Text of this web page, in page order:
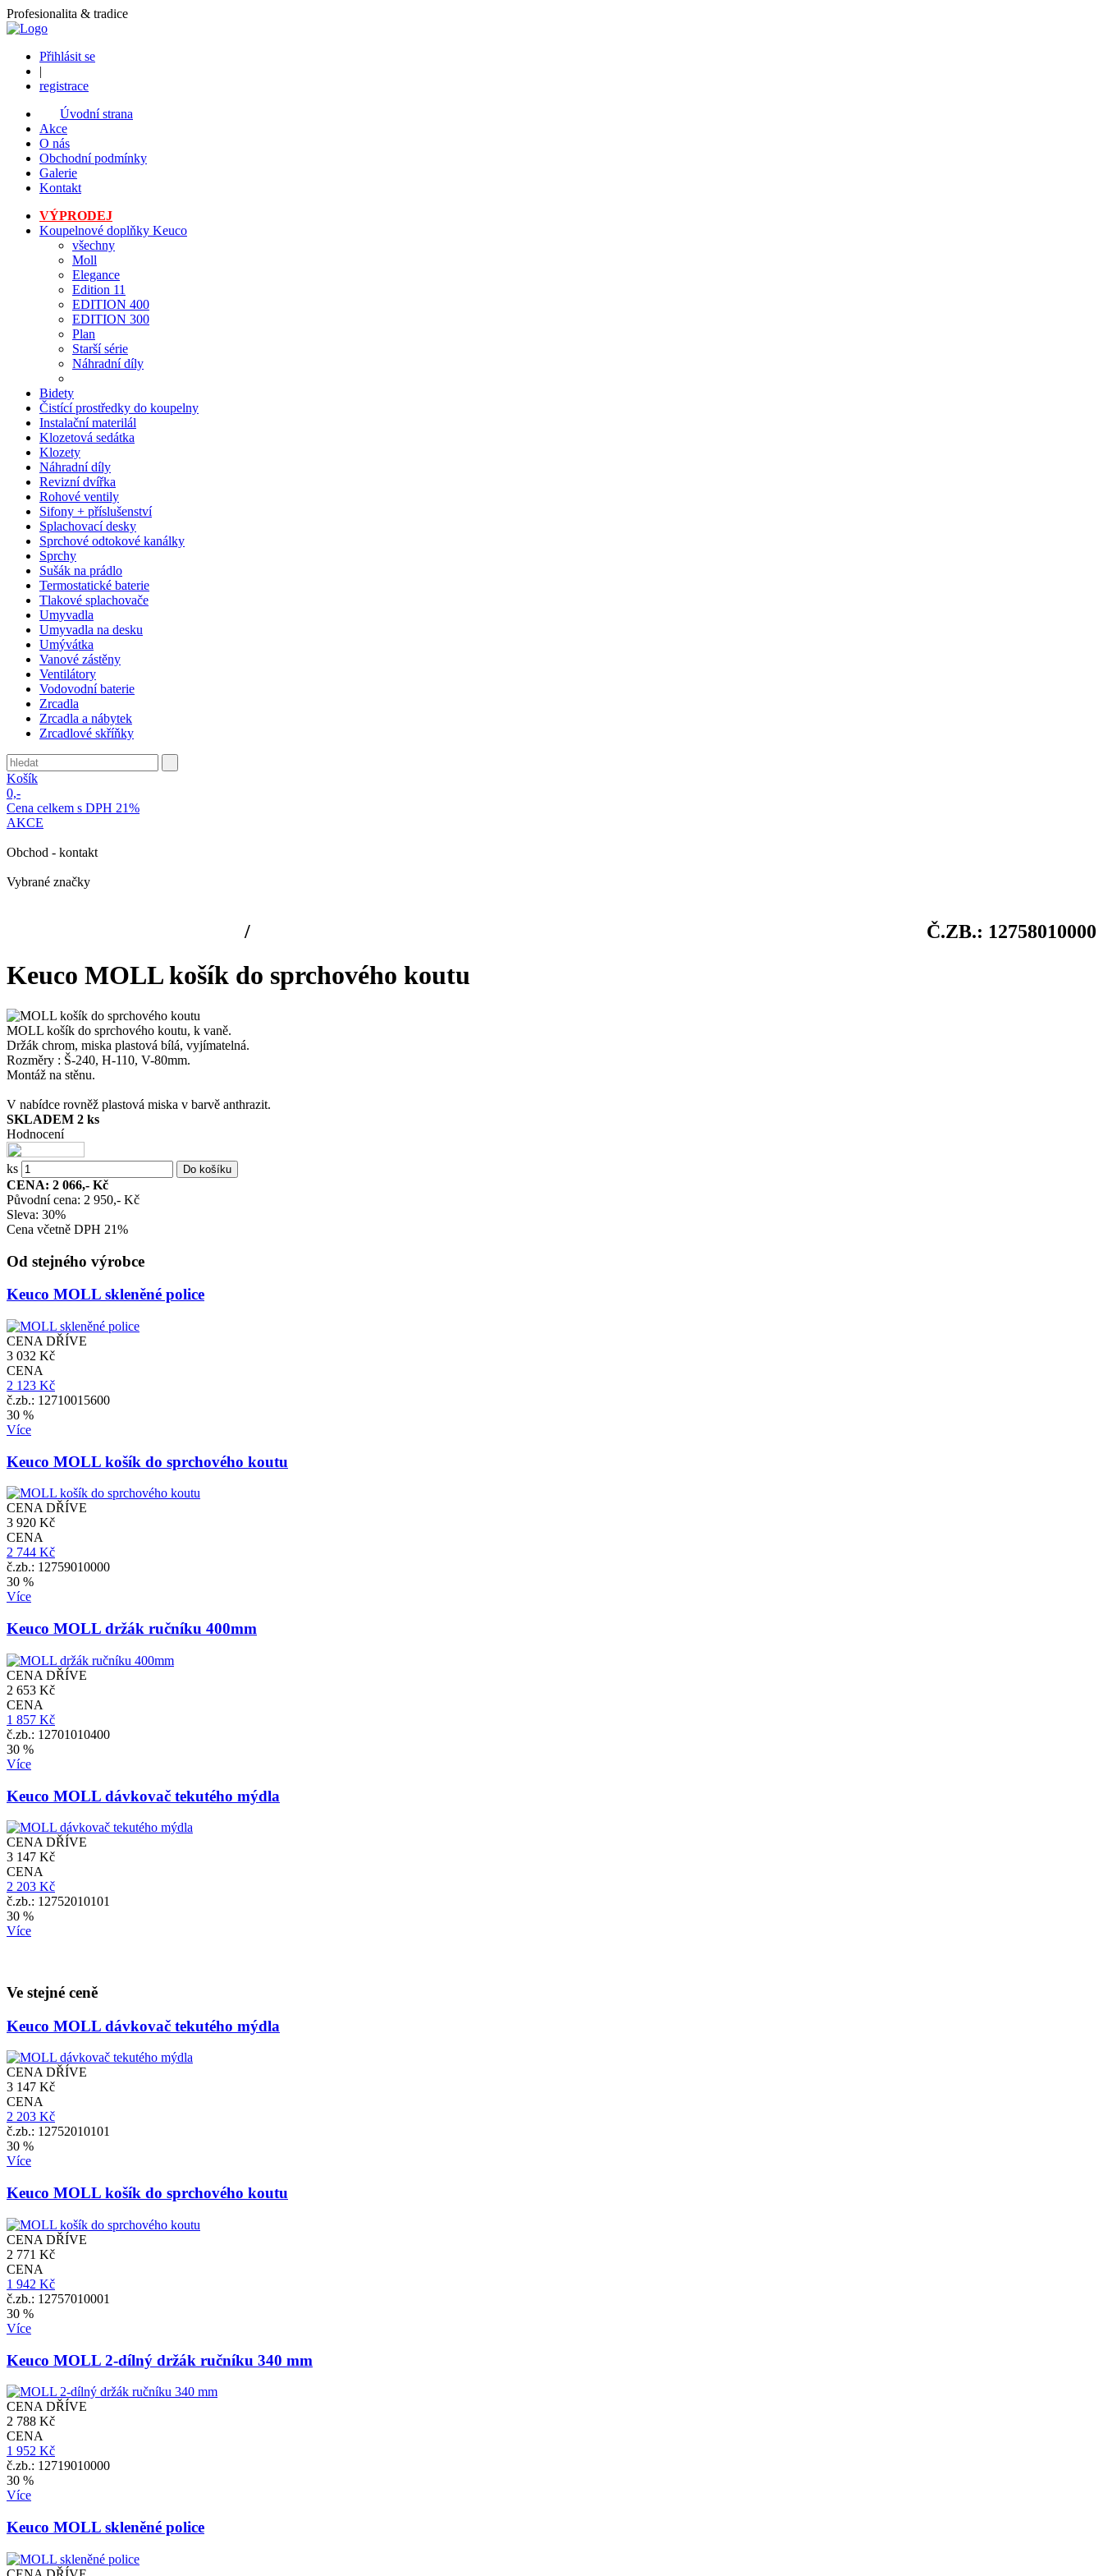
Profesionalita & tradice
Přihlásit se
|
registrace
Úvodní strana
Akce
O nás
Obchodní podmínky
Galerie
Kontakt
VÝPRODEJ
Koupelnové doplňky Keuco
všechny
Moll
Elegance
Edition 11
EDITION 400
EDITION 300
Plan
Starší série
Náhradní díly
Bidety
Čistící prostředky do koupelny
Instalační materilál
Klozetová sedátka
Klozety
Náhradní díly
Revizní dvířka
Rohové ventily
Sifony + příslušenství
Splachovací desky
Sprchové odtokové kanálky
Sprchy
Sušák na prádlo
Termostatické baterie
Tlakové splachovače
Umyvadla
Umyvadla na desku
Umývátka
Vanové zástěny
Ventilátory
Vodovodní baterie
Zrcadla
Zrcadla a nábytek
Zrcadlové skříňky
Košík
0,-
Cena celkem s DPH 21%
AKCE
Obchod - kontakt
Vybrané značky
Č.ZB.: 12758010000
/
Keuco MOLL košík do sprchového koutu
MOLL košík do sprchového koutu, k vaně.
Držák chrom, miska plastová bílá, vyjímatelná.
Rozměry : Š-240, H-110, V-80mm.
Montáž na stěnu.
V nabídce rovněž plastová miska v barvě anthrazit.
SKLADEM 2 ks
Hodnocení
ks
CENA: 2 066,- Kč
Původní cena: 2 950,- Kč
Sleva: 30%
Cena včetně DPH 21%
Od stejného výrobce
Keuco MOLL skleněné police
CENA DŘÍVE
3 032 Kč
CENA
2 123 Kč
č.zb.: 12710015600
30 %
Více
Keuco MOLL košík do sprchového koutu
CENA DŘÍVE
3 920 Kč
CENA
2 744 Kč
č.zb.: 12759010000
30 %
Více
Keuco MOLL držák ručníku 400mm
CENA DŘÍVE
2 653 Kč
CENA
1 857 Kč
č.zb.: 12701010400
30 %
Více
Keuco MOLL dávkovač tekutého mýdla
CENA DŘÍVE
3 147 Kč
CENA
2 203 Kč
č.zb.: 12752010101
30 %
Více
Ve stejné ceně
Keuco MOLL dávkovač tekutého mýdla
CENA DŘÍVE
3 147 Kč
CENA
2 203 Kč
č.zb.: 12752010101
30 %
Více
Keuco MOLL košík do sprchového koutu
CENA DŘÍVE
2 771 Kč
CENA
1 942 Kč
č.zb.: 12757010001
30 %
Více
Keuco MOLL 2-dílný držák ručníku 340 mm
CENA DŘÍVE
2 788 Kč
CENA
1 952 Kč
č.zb.: 12719010000
30 %
Více
Keuco MOLL skleněné police